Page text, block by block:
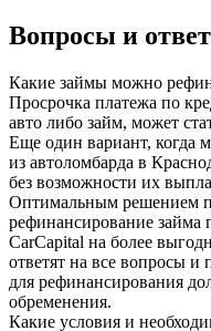
Вопросы и
Какие займы можно
Просрочка платежа по
авто либо займ, может
Еще один вариант, когда
из автоломбарда в
без возможности их
Оптимальным решением
рефинансирование займа
CarCapital на более
ответят на все вопросы
для рефинансирования
обременения.
Какие условия и